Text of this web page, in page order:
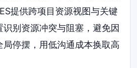
提供跨项目资源视图与关键
识别资源冲突与阻塞，避免因
局停摆，用低沟通成本换取高